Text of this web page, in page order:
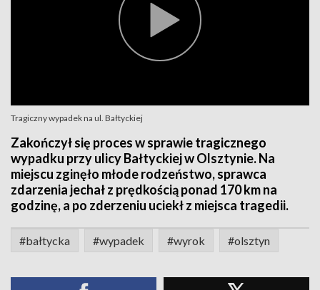
Tragiczny wypadek na ul. Bałtyckiej
Zakończył się proces w sprawie tragicznego
wypadku przy ulicy Bałtyckiej w Olsztynie. Na
miejscu zginęło młode rodzeństwo, sprawca
zdarzenia jechał z prędkością ponad 170 km na
godzinę, a po zderzeniu uciekł z miejsca tragedii.
#bałtycka #wypadek #wyrok #olsztyn